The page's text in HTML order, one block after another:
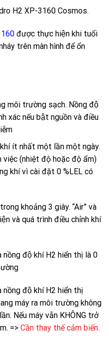
H2 XP-3160 Cosmos.
được thực hiện khi tuổi
trên màn hình để ổn
môi trường sạch. Nồng độ
xác nếu bật nguồn và điều
ít nhất một lần một ngày.
việc (nhiệt độ hoặc độ ẩm)
khí vì cài đặt 0 %LEL có
khoảng 3 giây. “Air” và
và quá trình điều chỉnh khí
nồng độ khí H2 hiển thị là 0
nồng độ khí H2 hiển thị
máy ra môi trường không
Nếu máy vẫn KHÔNG trở
=> Cần thay thế cảm biến.